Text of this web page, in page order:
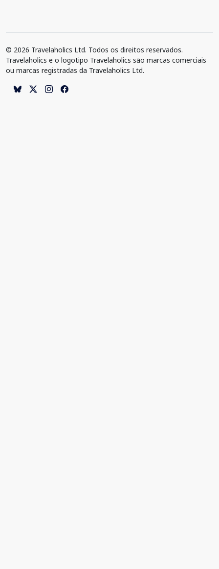
© 2026 Travelaholics Ltd. Todos os direitos reservados.
Travelaholics e o logotipo Travelaholics são marcas comerciais
ou marcas registradas da Travelaholics Ltd.